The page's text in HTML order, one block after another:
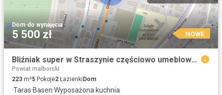
Dom·do wynajęcia
5 500 zł NOWE
Bliźniak super w Straszynie częściowo umeblowany
Powiat malborski
223 m²5 Pokoje2 Łazienki Dom
·Taras·Basen·Wyposażona kuchnia